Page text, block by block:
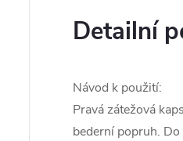
Detailní
Návod k použití:
Pravá zátežová
bederní popruh.